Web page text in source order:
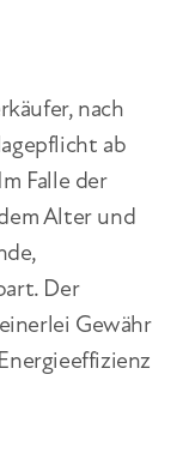
nach
ab
Falle der
Alter und
Der
Gewähr